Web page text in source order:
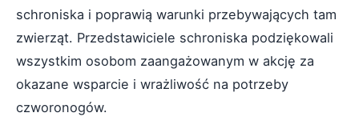
schroniska i poprawią warunki przebywających tam
zwierząt. Przedstawiciele schroniska podziękowali
wszystkim osobom zaangażowanym w akcję za
okazane wsparcie i wrażliwość na potrzeby
czworonogów.